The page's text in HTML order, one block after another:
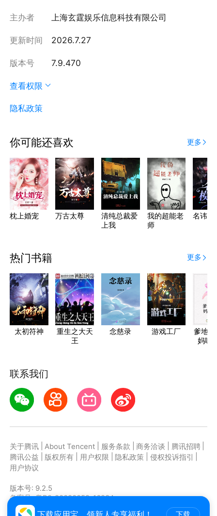
主办者 上海玄霆娱乐信息科技有限公司
更新时间 2026.7.27
版本号 7.9.470
查看权限
隐私政策
你可能还喜欢 更多
枕上婚宠 万古太尊
清纯总裁爱
上我
我的超能老
师
名讳模
热门书籍 更多
太初符神
重生之大天
王
念慈录 游戏工厂
爹地
妈咪
联系我们
关于腾讯 About Tencent 服务条款 商务洽谈 腾讯招聘
腾讯公益
版权所有 用户权限 隐私政策 侵权投诉指引
用户协议
版本号: 9.2.5
备案号: 粤B2-20090059-1623A
主办者: 深圳市腾讯计算机系统有限公司